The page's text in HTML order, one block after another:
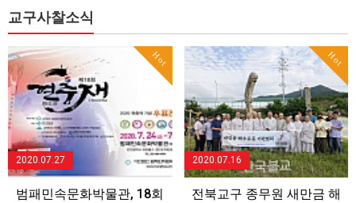
교구사찰소식
Hot
2020.07.27
범패민속문화박물관, 18회
Hot
2020.07.16
전북교구 종무원 새만금 해